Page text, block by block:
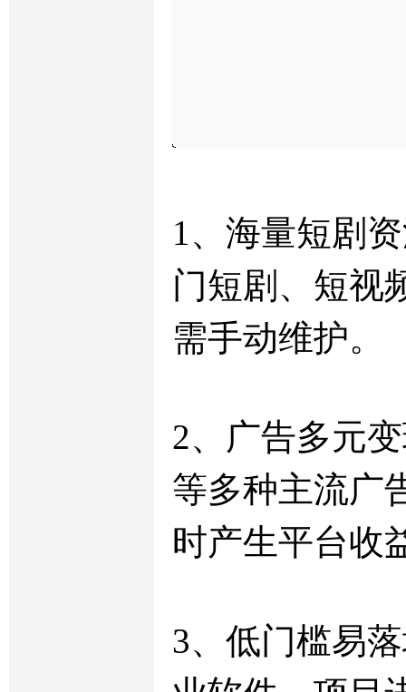
1、海量短剧
门短剧、短视
需手动维护。
2、广告多元
等多种主流广
时产生平台收
3、低门槛易